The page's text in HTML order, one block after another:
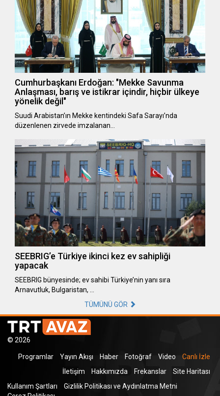
Cumhurbaşkanı Erdoğan: "Mekke Savunma
Anlaşması, barış ve istikrar içindir, hiçbir ülkeye
yönelik değil"
Suudi Arabistan’ın Mekke kentindeki Safa Sarayı’nda
düzenlenen zirvede imzalanan…
SEEBRIG’e Türkiye ikinci kez ev sahipliği
yapacak
SEEBRIG bünyesinde; ev sahibi Türkiye’nin yanı sıra
Arnavutluk, Bulgaristan, …
TÜMÜNÜ GÖR
© 2026
Programlar Yayın Akışı Haber Fotoğraf Video
Canlı İzle
İletişim
Hakkımızda Frekanslar
Site Haritası
Kullanım Şartları
Gizlilik Politikası ve Aydınlatma Metni